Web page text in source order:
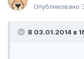
Опубликовано
В 03.01.2014 в